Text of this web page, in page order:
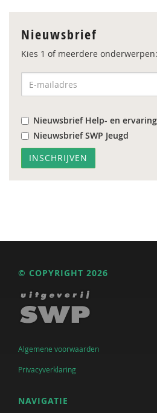
Nieuwsbrief
Kies 1 of meerdere onderwerpen:
Nieuwsbrief Help- en
Nieuwsbrief SWP Jeugd
© COPYRIGHT 2026
Algemene voorwaarden
Privacyverklaring
NAVIGATIE